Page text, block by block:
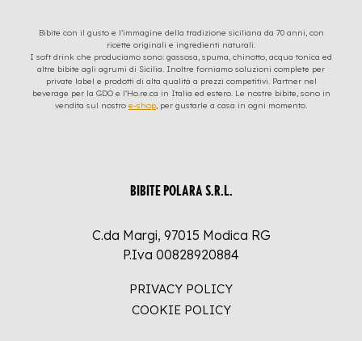
Bibite con il gusto e l’immagine della tradizione siciliana da 70 anni, con
ricette originali e ingredienti naturali.
I soft drink che produciamo sono: gassosa, spuma, chinotto, acqua tonica ed
altre bibite agli agrumi di Sicilia. Inoltre forniamo soluzioni complete per
private label e prodotti di alta qualità a prezzi competitivi. Partner nel
beverage per la GDO e l’Ho.re.ca in Italia ed estero. Le nostre bibite, sono in
vendita sul nostro e-shop, per gustarle a casa in ogni momento.
BIBITE POLARA S.R.L.
C.da Margi, 97015 Modica RG
P.Iva 00828920884
PRIVACY POLICY
COOKIE POLICY